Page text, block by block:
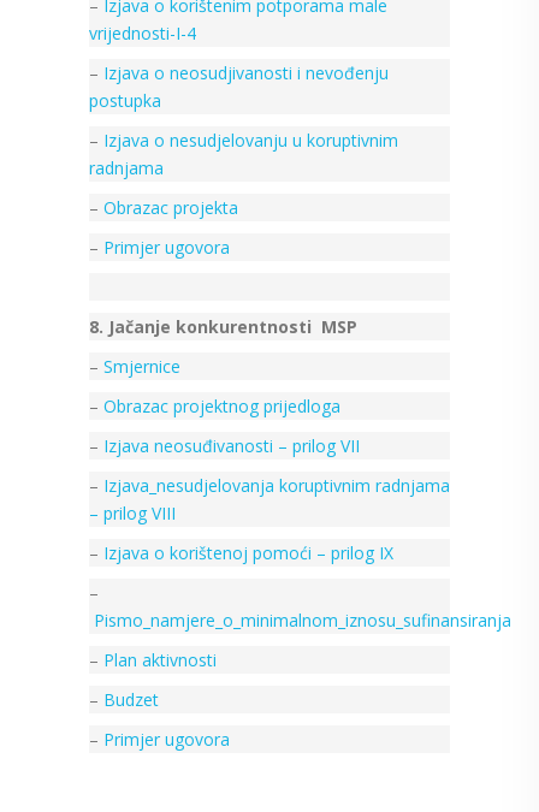
– Izjava o korištenim potporama male
vrijednosti-I-4
– Izjava o neosudjivanosti i nevođenju
postupka
– Izjava o nesudjelovanju u koruptivnim
radnjama
– Obrazac projekta
– Primjer ugovora
8. Jačanje konkurentnosti MSP
– Smjernice
– Obrazac projektnog prijedloga
– Izjava neosuđivanosti – prilog VII
– Izjava_nesudjelovanja koruptivnim radnjama
– prilog VIII
– Izjava o korištenoj pomoći – prilog IX
–
Pismo_namjere_o_minimalnom_iznosu_sufinansiranja
– Plan aktivnosti
– Budzet
– Primjer ugovora